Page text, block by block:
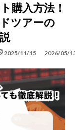
購入方法！
ツアーの
2025/11/15 2026/05/